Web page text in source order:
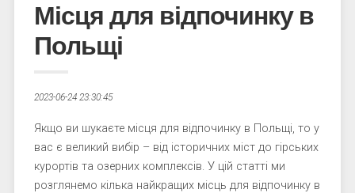
Місця для відпочинку в
Польщі
2023-06-24 23:30:45
Якщо ви шукаєте місця для відпочинку в Польщі, то у
вас є великий вибір – від історичних міст до гірських
курортів та озерних комплексів. У цій статті ми
розглянемо кілька найкращих місць для відпочинку в